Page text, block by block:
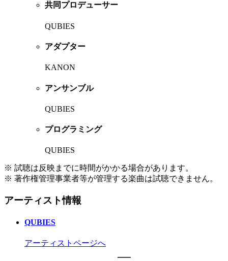
共同プロデューサー
QUBIES
アダプター
KANON
アンサンブル
QUBIES
プログラミング
QUBIES
※ 試聴は反映までに時間がかかる場合があります。
※ 著作権管理事業者等が管理する楽曲は試聴できません。
アーティスト情報
QUBIES
アーティストページへ